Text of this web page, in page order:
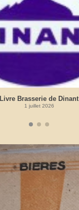
Livre Brasserie de Dinant
1 juillet 2026